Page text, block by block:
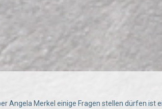
Angela Merkel einige Fragen stellen dürfen ist